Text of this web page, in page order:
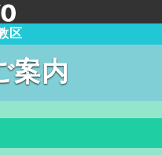
区
案内